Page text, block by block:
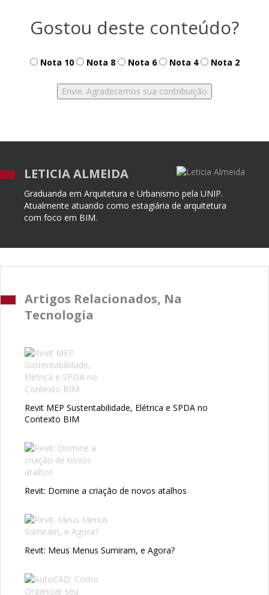
Gostou deste conteúdo?
Nota 10 Nota 8 Nota 6 Nota 4 Nota 2
LETICIA ALMEIDA
Graduanda em Arquitetura e Urbanismo pela UNIP.
Atualmente atuando como estagiária de arquitetura
com foco em BIM.
Artigos Relacionados, Na
Tecnologia
Revit MEP Sustentabilidade, Elétrica e SPDA no
Contexto BIM
Revit: Domine a criação de novos atalhos
Revit: Meus Menus Sumiram, e Agora?